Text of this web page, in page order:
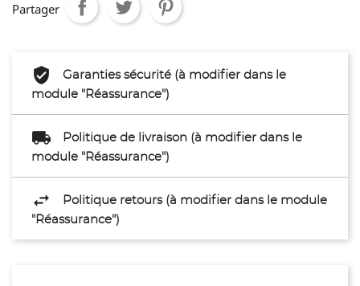
Partager
Garanties sécurité (à modifier dans le
module "Réassurance")
Politique de livraison (à modifier dans le
module "Réassurance")
Politique retours (à modifier dans le module
"Réassurance")